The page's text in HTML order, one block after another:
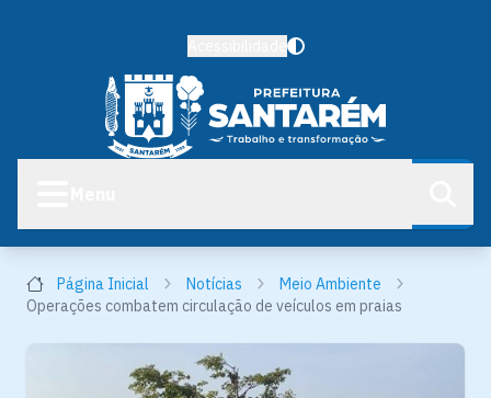
Página Inicial Notícias
Meio Ambiente
Operações combatem circulação de veículos em praias